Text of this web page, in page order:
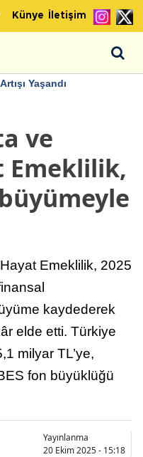
Künye İletişim
Yaşandı
ve
Emeklilik,
Emeklilik, 2025
kaydederek
elde etti. Türkiye
milyar TL’ye,
fon büyüklüğü
Yayınlanma
20 Ekim 2025 - 15:18